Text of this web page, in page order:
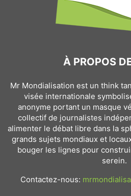
À PROPOS
Mr Mondialisation est un think
visée internationale
anonyme portant un masque
collectif de journalistes
alimenter le débat libre dans la
grands sujets mondiaux et
bouger les lignes pour
serein.
Contactez-nous: